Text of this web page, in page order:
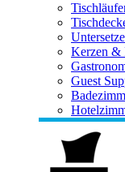
Kerzen &
Guest